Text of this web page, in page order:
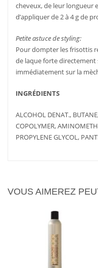
cheveux, de leur longueur
d’appliquer de 2 à 4 g de
Petite astuce de styling:
Pour dompter les frisottis
de laque forte directement
immédiatement sur la
INGRÉDIENTS
ALCOHOL DENAT.,
COPOLYMER,
PROPYLENE GLYCOL,
VOUS AIMEREZ
LIRE LA
SUITE
PLUS
D'INFOS